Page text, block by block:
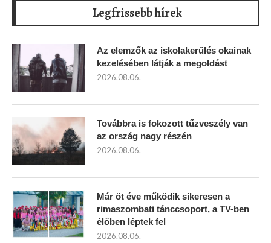
Legfrissebb hírek
Az elemzők az iskolakerülés okainak
kezelésében látják a megoldást
2026.08.06.
Továbbra is fokozott tűzveszély van
az ország nagy részén
2026.08.06.
Már öt éve működik sikeresen a
rimaszombati tánccsoport, a TV-ben
élőben léptek fel
2026.08.06.